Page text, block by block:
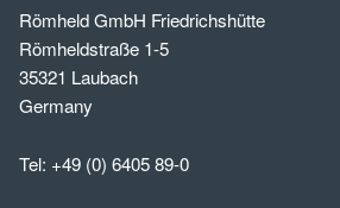
Römheld GmbH Friedrichshütte
Römheldstraße 1-5
35321 Laubach
Germany
Tel: +49 (0) 6405 89-0